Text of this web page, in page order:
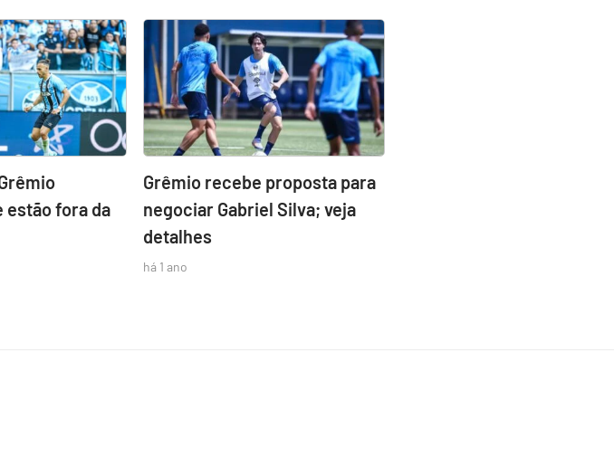
estão fora da
Grêmio recebe proposta para
negociar Gabriel Silva; veja
detalhes
há 1 ano